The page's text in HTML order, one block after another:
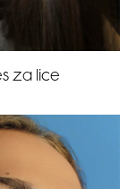
za lice